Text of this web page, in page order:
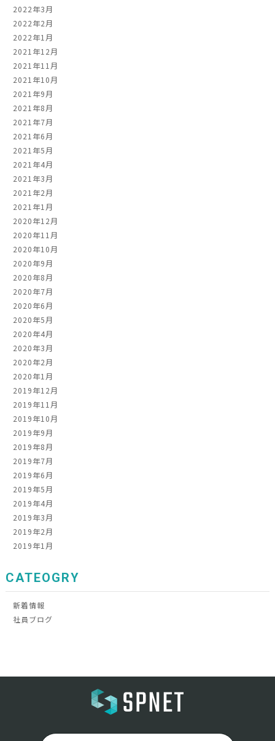
2022年3月
2022年2月
2022年1月
2021年12月
2021年11月
2021年10月
2021年9月
2021年8月
2021年7月
2021年6月
2021年5月
2021年4月
2021年3月
2021年2月
2021年1月
2020年12月
2020年11月
2020年10月
2020年9月
2020年8月
2020年7月
2020年6月
2020年5月
2020年4月
2020年3月
2020年2月
2020年1月
2019年12月
2019年11月
2019年10月
2019年9月
2019年8月
2019年7月
2019年6月
2019年5月
2019年4月
2019年3月
2019年2月
2019年1月
CATEOGRY
新着情報
社員ブログ